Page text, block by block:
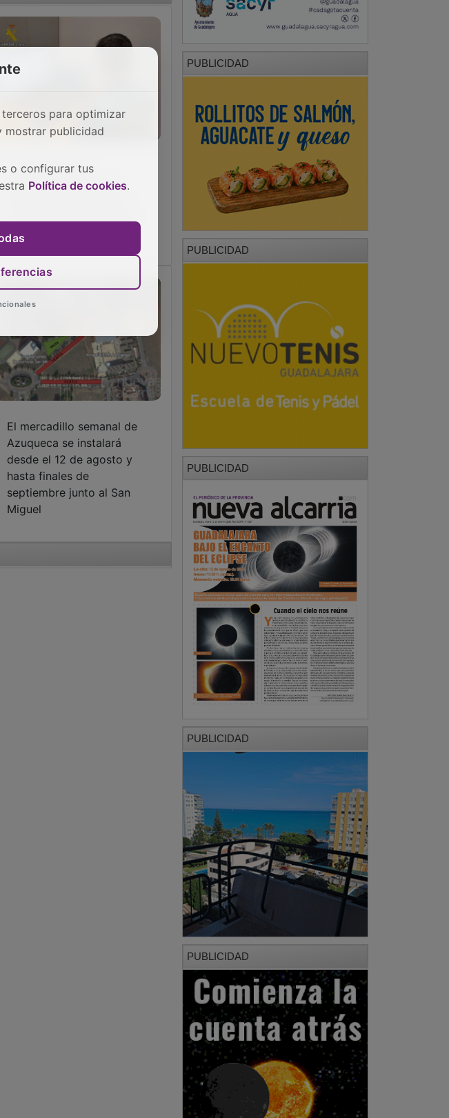
La Guardia Civil
desarticula un grupo
Azuqueca
El mercadillo semanal de
Azuqueca se instalará
desde el 12 de agosto y
hasta finales de
septiembre junto al San
Miguel
PUBLICIDAD
PUBLICIDAD
PUBLICIDAD
PUBLICIDAD
PUBLICIDAD
para optimizar
mostrar publicidad
o configurar tus
Política de cookies.